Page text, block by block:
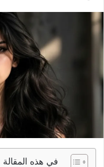
في هذه المقالة